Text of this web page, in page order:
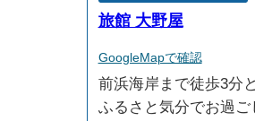
旅館 大野屋
GoogleMapで確認
前浜海岸まで徒歩3分
ふるさと気分でお過ご